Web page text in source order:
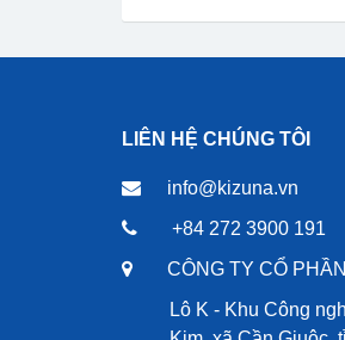
LIÊN HỆ CHÚNG TÔI
info@kizuna.vn
+84 272 3900 191
CÔNG TY CỔ
Lô K - Khu Công